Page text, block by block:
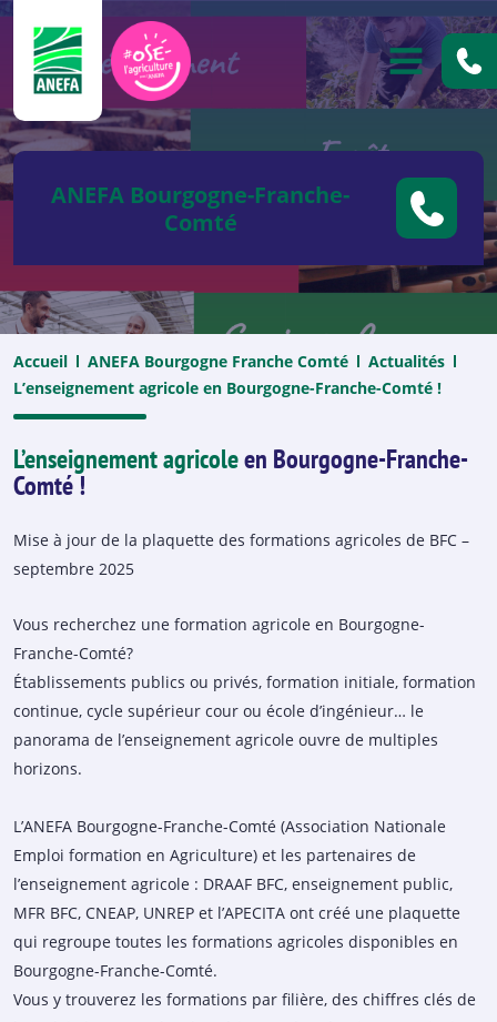
OUVRIR
ANEFA Bourgogne-Franche-
Comté
Accueil ANEFA Bourgogne Franche Comté
Actualités
L’enseignement agricole en Bourgogne-Franche-Comté !
L’enseignement agricoleen Bourgogne-Franche-
Comté !
Mise à jour de la plaquette des formations agricoles de BFC –
septembre 2025
Vous recherchez une formation agricole en Bourgogne-
Franche-Comté?
Établissements publics ou privés, formation initiale, formation
continue, cycle supérieur cour ou école d’ingénieur… le
panorama de l’enseignement agricole ouvre de multiples
horizons.
L’ANEFA Bourgogne-Franche-Comté (Association Nationale
Emploi formation en Agriculture) et les partenaires de
l’enseignement agricole : DRAAF BFC, enseignement public,
MFR BFC, CNEAP, UNREP et l’APECITA ont créé une plaquette
qui regroupe toutes les formations agricoles disponibles en
Bourgogne-Franche-Comté.
Vous y trouverez les formations par filière, des chiffres clés de